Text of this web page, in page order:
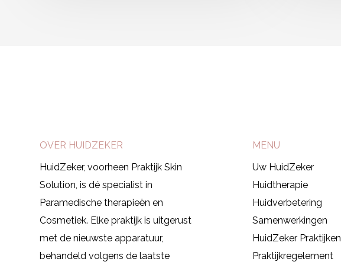
OVER HUIDZEKER
HuidZeker, voorheen Praktijk Skin
Solution, is dé specialist in
Paramedische therapieën en
Cosmetiek. Elke praktijk is uitgerust
met de nieuwste apparatuur,
behandeld volgens de laatste
MENU
Uw HuidZeker
Huidtherapie
Huidverbetering
Samenwerkingen
HuidZeker Praktijken
Praktijkregelement